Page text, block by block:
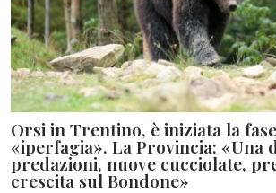
Orsi in Trentino, è iniziata la
«iperfagia». La Provincia: «Una
predazioni, nuove cucciolate,
crescita sul Bondone»